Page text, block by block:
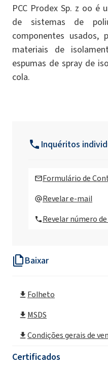
Baixar
Folheto
MSDS
Condições gerais de
Certificados
PCC Prodex Sp. z oo é
de sistemas de
componentes usados,
materiais de
espumas de spray de
cola.
Inquéritos
Formulário de
Revelar e-mail
Revelar número